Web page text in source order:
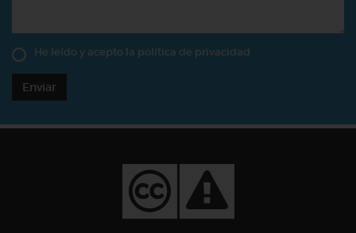
He leído y acepto la política de privacidad
Enviar